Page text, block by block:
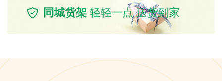
同城货架 轻轻一点 送货到家